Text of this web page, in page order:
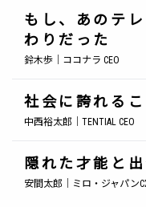
もし、あのテ
わりだった
鈴木歩｜ココナラ CEO
社会に誇れる
中西裕太郎｜TENTIAL CEO
隠れた才能と
安間太郎｜ミロ・ジャパン